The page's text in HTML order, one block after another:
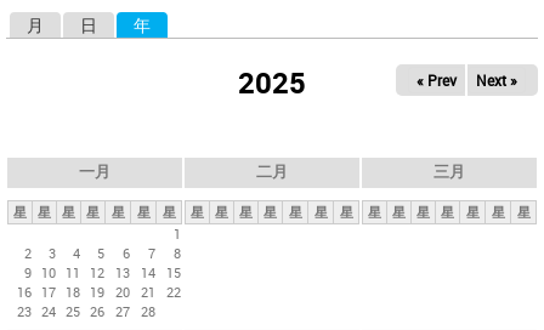
月 日 年
2025 « Prev Next »
一月
星 星 星 星 星 星
星
1
2
3 4 5 6 7
8
9 10 11 12 13 14
15
16 17 18 19 20 21
22
23 24 25 26 27 28
二月
星 星 星 星 星 星 星
三月
星 星 星 星 星 星 星